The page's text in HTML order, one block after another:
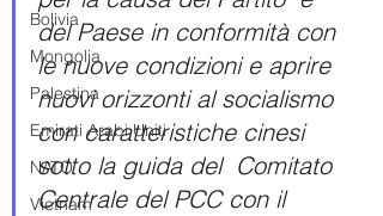
Bolivia
Mongolia
Palestina
Emirati Arabi Uniti
NATO
Vietnam
del Paese in conformità con
le nuove condizioni e aprire
nuovi orizzonti al socialismo
con caratteristiche cinesi
sotto la guida del  Comitato
Centrale del PCC con il